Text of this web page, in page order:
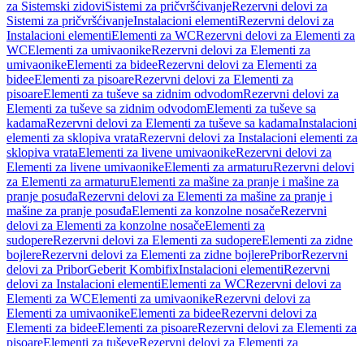
za Sistemski zidoviSistemi za pričvršćivanjeRezervni delovi za
Sistemi za pričvršćivanjeInstalacioni elementiRezervni delovi za
Instalacioni elementiElementi za WCRezervni delovi za Elementi za
WCElementi za umivaonikeRezervni delovi za Elementi za
umivaonikeElementi za bideeRezervni delovi za Elementi za
bideeElementi za pisoareRezervni delovi za Elementi za
pisoareElementi za tuševe sa zidnim odvodomRezervni delovi za
Elementi za tuševe sa zidnim odvodomElementi za tuševe sa
kadamaRezervni delovi za Elementi za tuševe sa kadamaInstalacioni
elementi za sklopiva vrataRezervni delovi za Instalacioni elementi za
sklopiva vrataElementi za livene umivaonikeRezervni delovi za
Elementi za livene umivaonikeElementi za armaturuRezervni delovi
za Elementi za armaturuElementi za mašine za pranje i mašine za
pranje posuđaRezervni delovi za Elementi za mašine za pranje i
mašine za pranje posuđaElementi za konzolne nosačeRezervni
delovi za Elementi za konzolne nosačeElementi za
sudopereRezervni delovi za Elementi za sudopereElementi za zidne
bojlereRezervni delovi za Elementi za zidne bojlerePriborRezervni
delovi za PriborGeberit KombifixInstalacioni elementiRezervni
delovi za Instalacioni elementiElementi za WCRezervni delovi za
Elementi za WCElementi za umivaonikeRezervni delovi za
Elementi za umivaonikeElementi za bideeRezervni delovi za
Elementi za bideeElementi za pisoareRezervni delovi za Elementi za
pisoareElementi za tuševeRezervni delovi za Elementi za